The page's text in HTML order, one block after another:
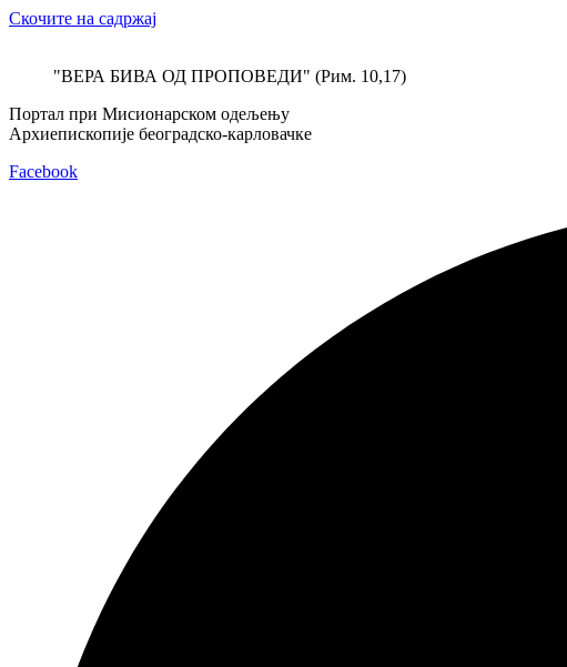
Скочите на садржај
"ВЕРА БИВА ОД ПРОПОВЕДИ" (Рим. 10,17)
Портал при Мисионарском одељењу
Архиепископије београдско-карловачке
Facebook